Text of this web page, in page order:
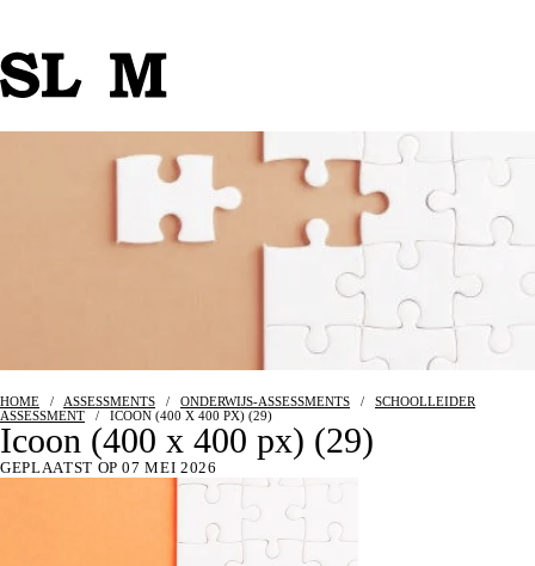
HOME / ASSESSMENTS / ONDERWIJS-ASSESSMENTS / SCHOOLLEIDER
ASSESSMENT / ICOON (400 X 400 PX) (29)
Icoon (400 x 400 px) (29)
GEPLAATST OP 07 MEI 2026